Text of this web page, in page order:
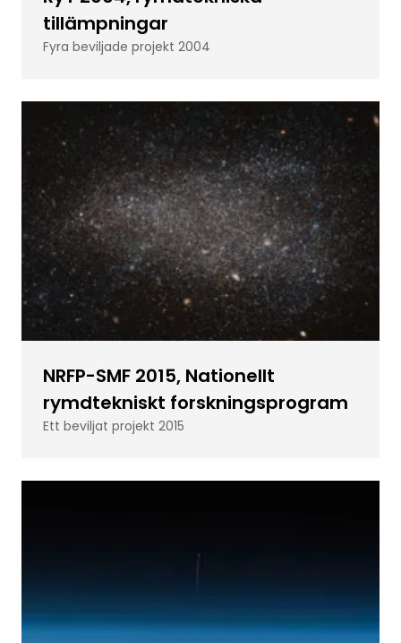
tillämpningar
Fyra beviljade projekt 2004
NRFP-SMF 2015, Nationellt
rymdtekniskt forskningsprogram
Ett beviljat projekt 2015